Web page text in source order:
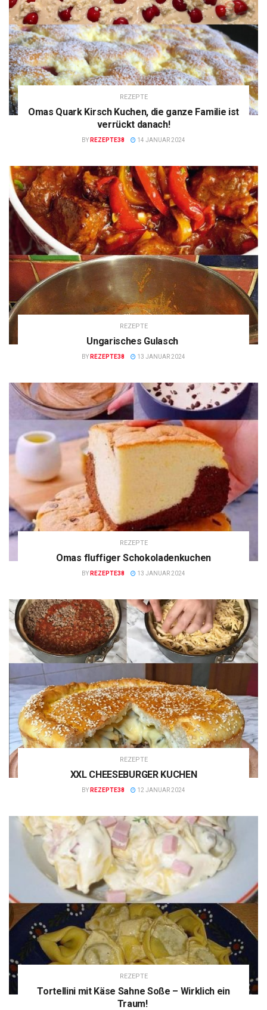
REZEPTE
Omas Quark Kirsch Kuchen, die ganze Familie ist
verrückt danach!
BY REZEPTE38 14 JANUAR 2024
REZEPTE
Ungarisches Gulasch
BY REZEPTE38 13 JANUAR 2024
REZEPTE
Omas fluffiger Schokoladenkuchen
BY REZEPTE38 13 JANUAR 2024
REZEPTE
XXL CHEESEBURGER KUCHEN
BY REZEPTE38 12 JANUAR 2024
REZEPTE
Tortellini mit Käse Sahne Soße – Wirklich ein
Traum!